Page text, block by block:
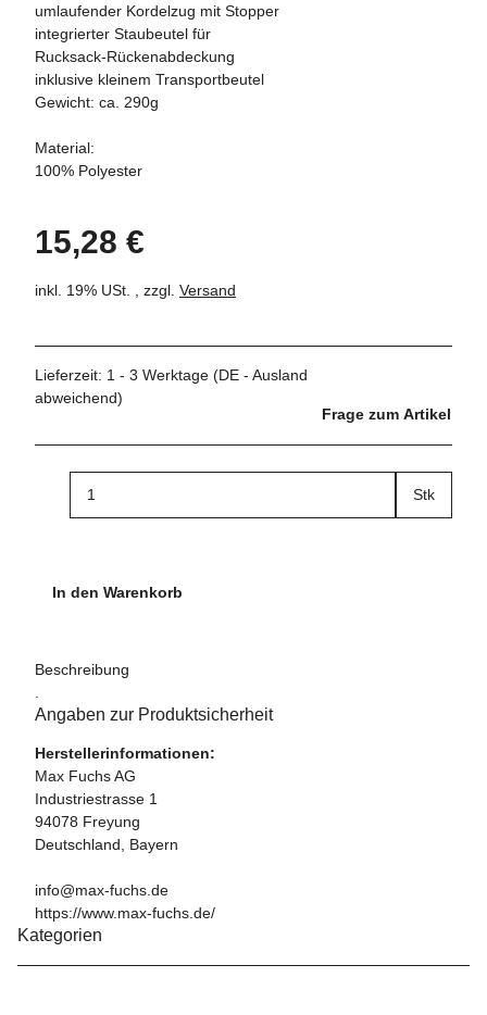
umlaufender Kordelzug mit Stopper
integrierter Staubeutel für
Rucksack-Rückenabdeckung
inklusive kleinem Transportbeutel
Gewicht: ca. 290g
Material:
100% Polyester
15,28 €
inkl. 19% USt. , zzgl. Versand
Lieferzeit: 1 - 3 Werktage (DE - Ausland
abweichend)
Frage zum Artikel
Stk
In den Warenkorb
Beschreibung
Angaben zur Produktsicherheit
Herstellerinformationen:
Max Fuchs AG
Industriestrasse 1
94078 Freyung
Deutschland, Bayern
info@max-fuchs.de
https://www.max-fuchs.de/
Kategorien